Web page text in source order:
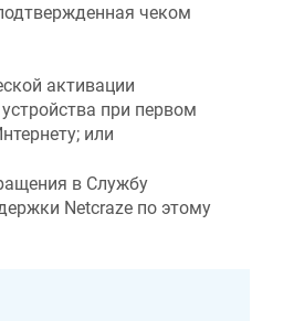
чеком
активации
при первом
или
в Службу
Netcraze по этому